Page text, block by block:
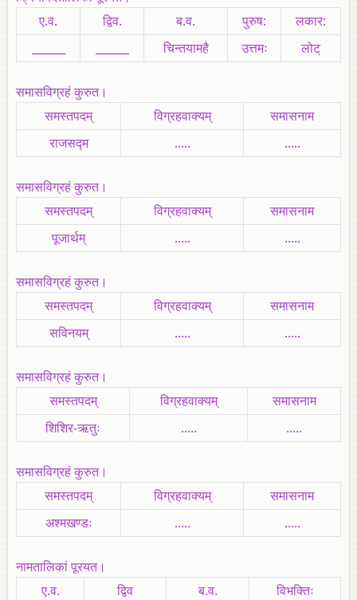
ए.व.
द्विव. ब.व. पुरुष:
लकार:
चिन्तयामहै उत्तमः लोट्‌
समासविग्रहं कुरुत।
समस्तपदम्
विग्रहवाक्यम्
समासनाम
राजसद्म
..... .....
समासविग्रहं कुरुत।
समस्तपदम्
विग्रहवाक्यम्
समासनाम
पूजार्थम्
..... .....
समासविग्रहं कुरुत।
समस्तपदम्
विग्रहवाक्यम्
समासनाम
सविनयम्
..... .....
समासविग्रहं कुरुत।
समस्तपदम्
विग्रहवाक्यम्
समासनाम
शिशिर-ऋतुः
..... .....
समासविग्रहं कुरुत।
समस्तपदम्
विग्रहवाक्यम्
समासनाम
अश्मखण्डः
..... .....
नामतालिकां पूरयत।
ए.व.
द्विव ब.व.
विभक्तिः